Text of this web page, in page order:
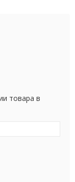
товара в